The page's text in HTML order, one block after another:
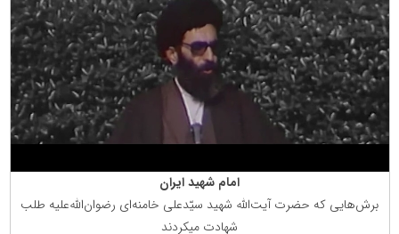
امام شهید ایران
برش‌هایی كه حضرت آیت‌الله شهید سیّدعلی خامنه‌ای رضوان‌الله‌علیه طلب
شهادت میكردند